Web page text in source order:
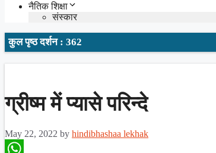
नैतिक शिक्षा
संस्कार
कुल पृष्ठ दर्शन : 362
ग्रीष्म में प्यासे परिन्दे
May 22, 2022 by hindibhashaa lekhak